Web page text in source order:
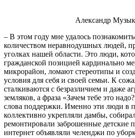
Александр
– В этом году мне удалось
количеством неравнодушных людей,
уголках нашей области. Это люди,
гражданской позицией кардинально
микрорайон, ломают стереотипы и
условия для себя и своей семьи. К
сталкиваются с безразличием и даже
земляков, а фраза «Зачем тебе это
слова поддержки. Именно эти люди в
коллективно укрепляли дамбы,
ремонтировали заброшенные детские
интернет объявляли челенджи по